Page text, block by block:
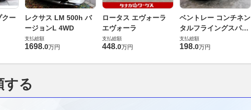
クー
レクサス LM 500h バ
ージョンL 4WD
支払総額
1698.0万円
ロータス エヴォーラ
エヴォーラ
支払総額
448.0万円
ベントレー コンチネン
タルフライングスパー
6.0 4WD
支払総額
198.0万円
する